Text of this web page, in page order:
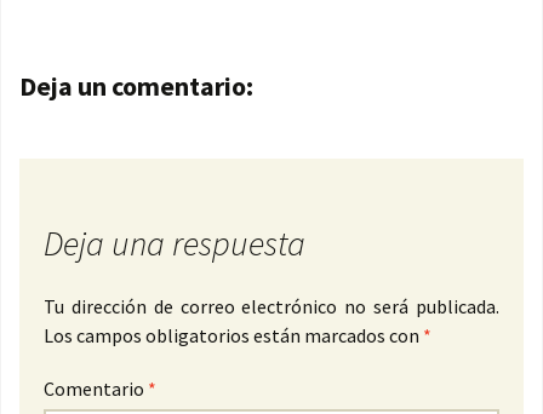
Navegación de entradas
Deja un comentario:
Deja una respuesta
Tu dirección de correo electrónico no será publicada.
Los campos obligatorios están marcados con *
Comentario *